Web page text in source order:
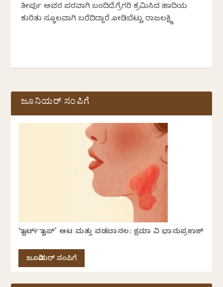
ತೀರ್ಪು ಅವರ ಪರವಾಗಿ ಬಂದಿದೆ.ಗ್ರೆಗರಿ ಕ್ರಮಿಸಿದ ಹಾದಿಯ
ಕುರಿತು ಸ್ಥೂಲವಾಗಿ ಬರೆದಿದ್ದಾರೆ ಕೋಡಿಬೆಟ್ಟು ರಾಜಲಕ್ಷ್ಮಿ
ಜೂನಿಯರ್ ಸಂಪಿಗೆ
‘ಸ್ಟಾರ್ಟ್ ಸ್ಟಾಪ್’ ಆಟ ಮತ್ತು ವಡಬಾನಲ: ಕ್ಷಮಾ ವಿ ಭಾನುಪ್ರಕಾಶ್
ಜೂನಿಯರ್ ಸಂಪಿಗೆ